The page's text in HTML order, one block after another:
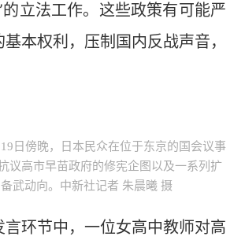
的立法工作。这些政策有可能严
本权利，压制国内反战声音，
日傍晚，日本民众在位于东京的国会议事
议高市早苗政府的修宪企图以及一系列扩
武动向。中新社记者 朱晨曦 摄
环节中，一位女高中教师对高